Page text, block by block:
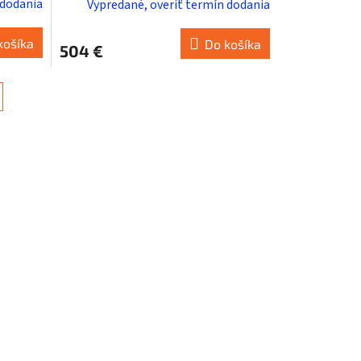
Vypredané, overiť termín dodania
504 € Do košíka